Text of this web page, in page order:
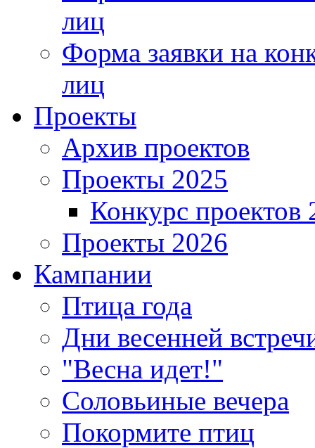
лиц
Форма заявки на
лиц
Проекты
Архив проектов
Проекты 2025
Конкурс проектов
Проекты 2026
Кампании
Птица года
Дни весенней
"Весна идет!"
Соловьиные вечера
Покормите птиц